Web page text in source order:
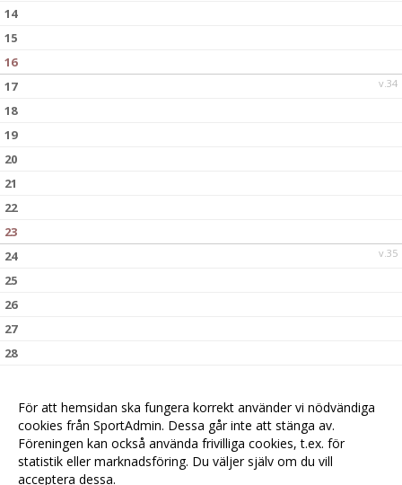
14
15
16
v.34
17
18
19
20
21
22
23
v.35
24
25
26
27
28
För att hemsidan ska fungera korrekt använder vi nödvändiga
cookies från SportAdmin. Dessa går inte att stänga av.
Föreningen kan också använda frivilliga cookies, t.ex. för
statistik eller marknadsföring. Du väljer själv om du vill
acceptera dessa.